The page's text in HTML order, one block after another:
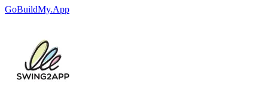
GoBuildMy.App